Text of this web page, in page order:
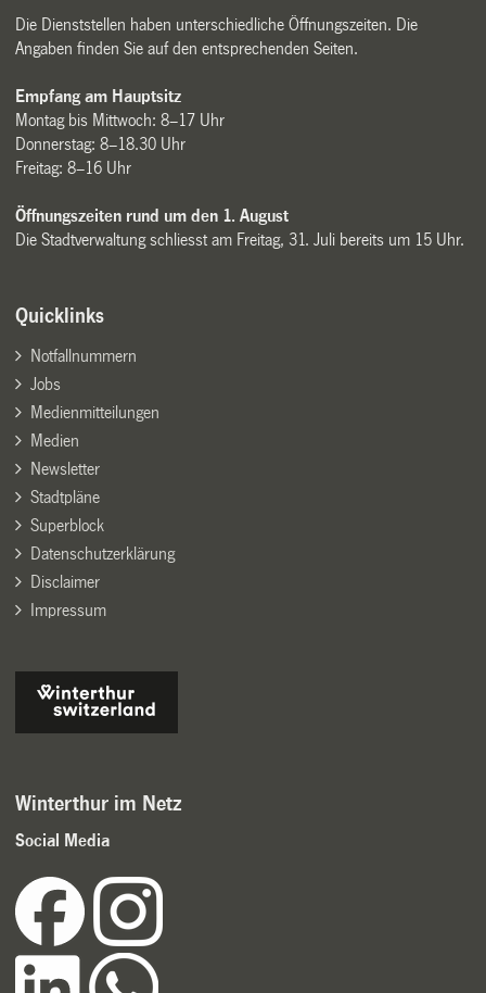
Die Dienststellen haben unterschiedliche Öffnungszeiten. Die
Angaben finden Sie auf den entsprechenden Seiten.
Empfang am Hauptsitz
Montag bis Mittwoch: 8–17 Uhr
Donnerstag: 8–18.30 Uhr
Freitag: 8–16 Uhr
Öffnungszeiten rund um den 1. August
Die Stadtverwaltung schliesst am Freitag, 31. Juli bereits um 15 Uhr.
Quicklinks
Notfallnummern
Jobs
Medienmitteilungen
Medien
Newsletter
Stadtpläne
Superblock
Datenschutzerklärung
Disclaimer
Impressum
Winterthur im Netz
Social Media